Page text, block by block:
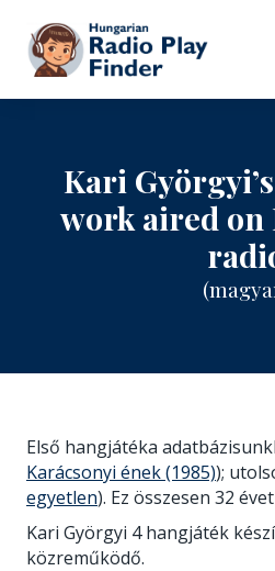
To contents
Kari
work aired
Első hangjátéka
Karácsonyi ének (1985));
egyetlen). Ez összesen 32
Kari Györgyi 4 hangjáték
közreműködő.